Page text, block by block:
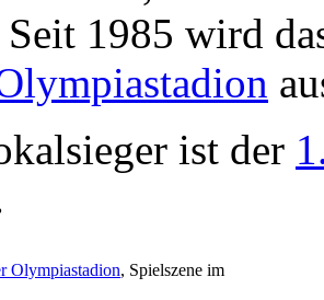
1985 wird
ist der
Olympiastadion, Spielszene im